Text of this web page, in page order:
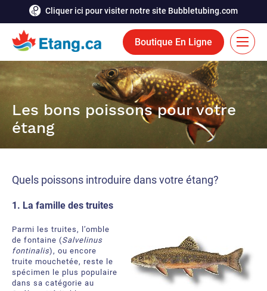
Cliquer ici pour visiter notre site Bubbletubing.com
Boutique En Ligne
EN
Solutions
Aération
Fontaines flottantes
Bioaugmentation
Outils et accessoires aquatiques
Rideaux de bulles
Services
Ressources
Contactez-nous
Demandez une soumission
À propos
Les bons poissons pour votre
étang
Quels poissons introduire dans votre étang?
1. La famille des truites
Parmi les truites, l’omble
de fontaine (Salvelinus
fontinalis), ou encore
truite mouchetée, reste le
spécimen le plus populaire
dans sa catégorie au